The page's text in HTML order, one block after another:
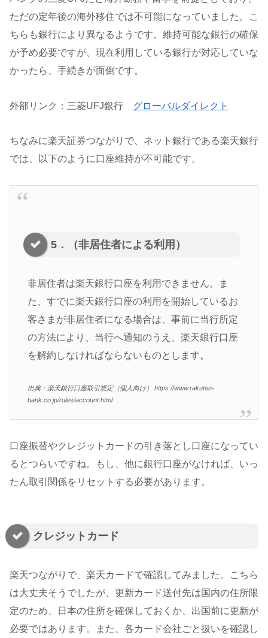
ただの定年後の海外移住では不可能になっていました。こ
ちらも銀行により異なるようです。維持可能な銀行の確保
が予め必要ですが、現在利用している銀行が対応していな
かったら、手続きが面倒です。
外部リンク：三菱UFJ銀行 グローバルダイレクト
ちなみに楽天証券つながりで、ネット銀行である楽天銀行
では、以下のように口座維持が不可能です。
5．（非居住者による利用）
非居住者は楽天銀行口座を利用できません。ま
た、すでに楽天銀行口座の利用を開始しているお
客さまが非居住者になる場合は、事前に当行所定
の方法により、当行へ通知のうえ、楽天銀行口座
を解約しなければならないものとします。
出典：楽天銀行口座取引規定（個人向け） https://www.rakuten-
bank.co.jp/rules/account.html
口座振替やクレジットカードの引き落とし口座になってい
るとつらいですね。もし、他に銀行口座がなければ、いっ
たん取引関係をリセットする必要があります。
クレジットカード
楽天つながりで、楽天カードで確認してみました。こちら
は大丈夫そうでしたが、更新カード送付先は国内の住所限
定のため、日本の住所を確保しておくか、出国前に更新が
必要ではあります。また、各カード会社ごと扱いを確認し